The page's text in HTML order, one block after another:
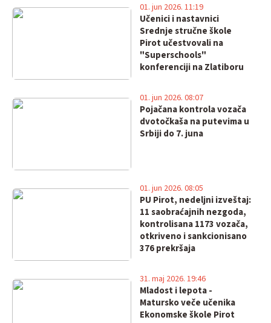
Učenici i nastavnici
Srednje stručne škole
Pirot učestvovali na
"Superschools"
konferenciji na Zlatiboru
01. jun 2026. 11:19
Pojačana kontrola vozača
dvotočkaša na putevima u
Srbiji do 7. juna
01. jun 2026. 08:07
PU Pirot, nedeljni izveštaj:
11 saobraćajnih nezgoda,
kontrolisana 1173 vozača,
otkriveno i sankcionisano
376 prekršaja
01. jun 2026. 08:05
Mladost i lepota -
Matursko veče učenika
Ekonomske škole Pirot
31. maj 2026. 19:46